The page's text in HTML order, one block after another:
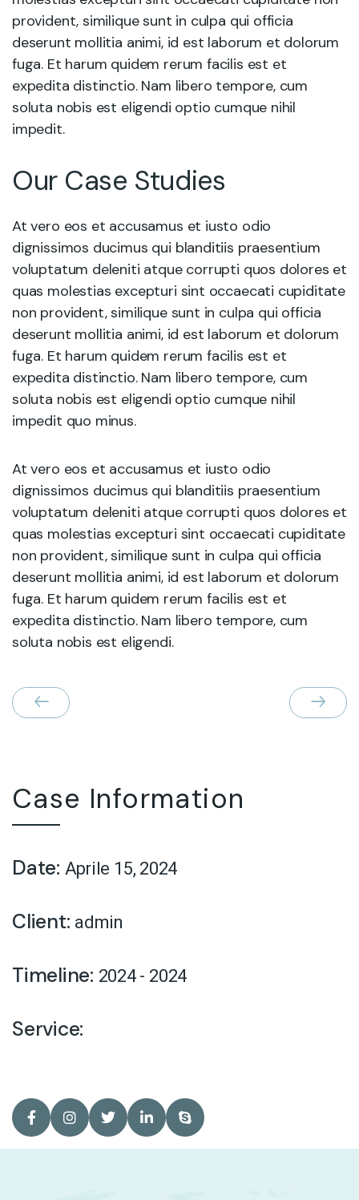
provident, similique sunt in culpa qui officia
deserunt mollitia animi, id est laborum et dolorum
fuga. Et harum quidem rerum facilis est et
expedita distinctio. Nam libero tempore, cum
soluta nobis est eligendi optio cumque nihil
impedit.
Our Case Studies
At vero eos et accusamus et iusto odio
dignissimos ducimus qui blanditiis praesentium
voluptatum deleniti atque corrupti quos dolores et
quas molestias excepturi sint occaecati cupiditate
non provident, similique sunt in culpa qui officia
deserunt mollitia animi, id est laborum et dolorum
fuga. Et harum quidem rerum facilis est et
expedita distinctio. Nam libero tempore, cum
soluta nobis est eligendi optio cumque nihil
impedit quo minus.
At vero eos et accusamus et iusto odio
dignissimos ducimus qui blanditiis praesentium
voluptatum deleniti atque corrupti quos dolores et
quas molestias excepturi sint occaecati cupiditate
non provident, similique sunt in culpa qui officia
deserunt mollitia animi, id est laborum et dolorum
fuga. Et harum quidem rerum facilis est et
expedita distinctio. Nam libero tempore, cum
soluta nobis est eligendi.
Case Information
Date: Aprile 15, 2024
Client: admin
Timeline: 2024 - 2024
Service: